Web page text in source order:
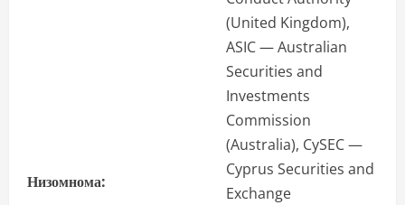
Низомнома:
(United Kingdom),
ASIC — Australian
Securities and
Investments
Commission
(Australia), CySEC —
Cyprus Securities and
Exchange